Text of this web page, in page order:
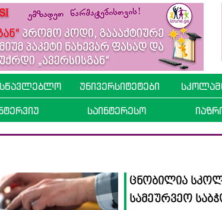
უნივერსიტეტები
საინტერესო
ცნობილია
სამეურვეო